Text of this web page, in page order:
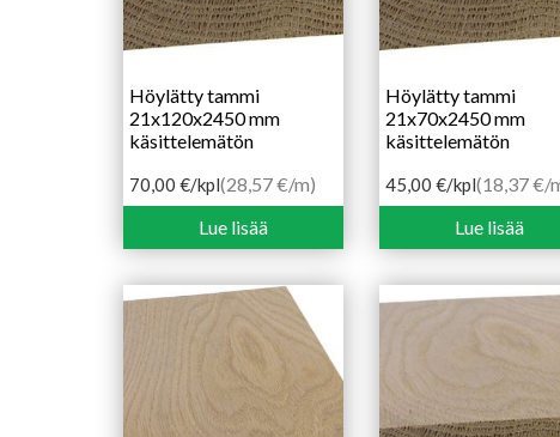
Höylätty tammi
21x120x2450 mm
käsittelemätön
70,00 €/kpl(28,57 €/m)
Lue lisää
Höylätty tammi
21x70x2450 mm
käsittelemätön
45,00 €/kpl(18,37 €/
Lue lisää